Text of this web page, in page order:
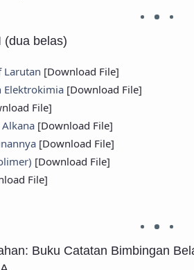
(dua belas)
Larutan [Download File]
Elektrokimia [Download File]
File]
[Download File]
[Download File]
[Download File]
File]
Buku Catatan Bimbingan